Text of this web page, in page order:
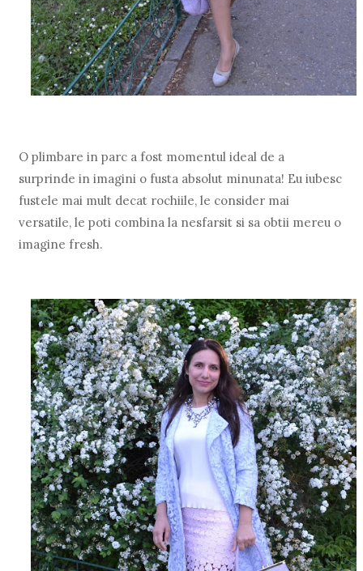
O plimbare in parc a fost momentul ideal de a
surprinde in imagini o fusta absolut minunata! Eu iubesc
fustele mai mult decat rochiile, le consider mai
versatile, le poti combina la nesfarsit si sa obtii mereu o
imagine fresh.